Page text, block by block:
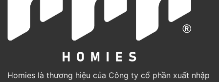
Homies là thương hiệu của Công ty cổ phần xuất nhập